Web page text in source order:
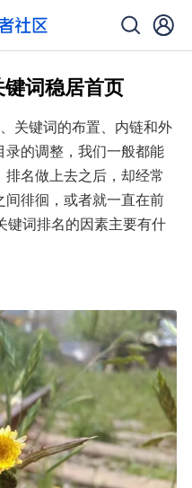
词稳居首页
关键词的布置、内链和外
的调整，我们一般都能
名做上去之后，却经常
徘徊，或者就一直在前
键词排名的因素主要有什